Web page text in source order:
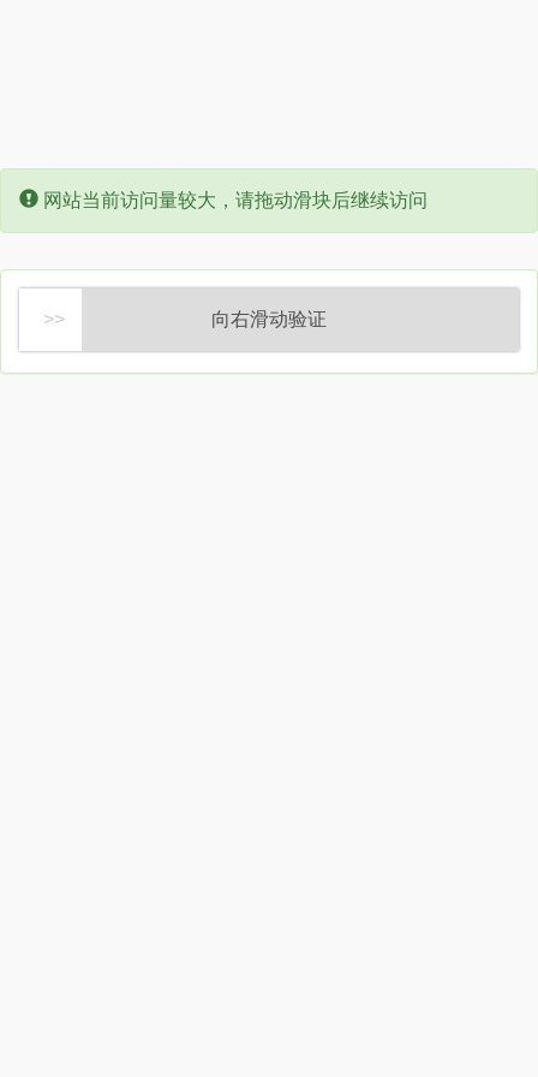
Error:
网站当前访问量较大，请拖动滑块后继续访问
向右滑动验证